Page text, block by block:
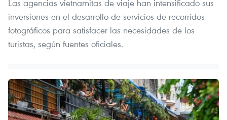
Las agencias vietnamitas de viaje han intensificado sus
inversiones en el desarrollo de servicios de recorridos
fotográficos para satisfacer las necesidades de los
turistas, según fuentes oficiales.